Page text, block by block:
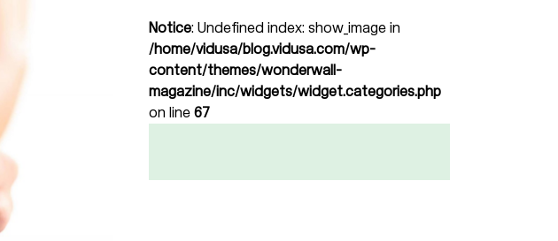
Notice: Undefined index: show_image in
/home/vidusa/blog.vidusa.com/wp-
content/themes/wonderwall-
magazine/inc/widgets/widget.categories.php
on line 67